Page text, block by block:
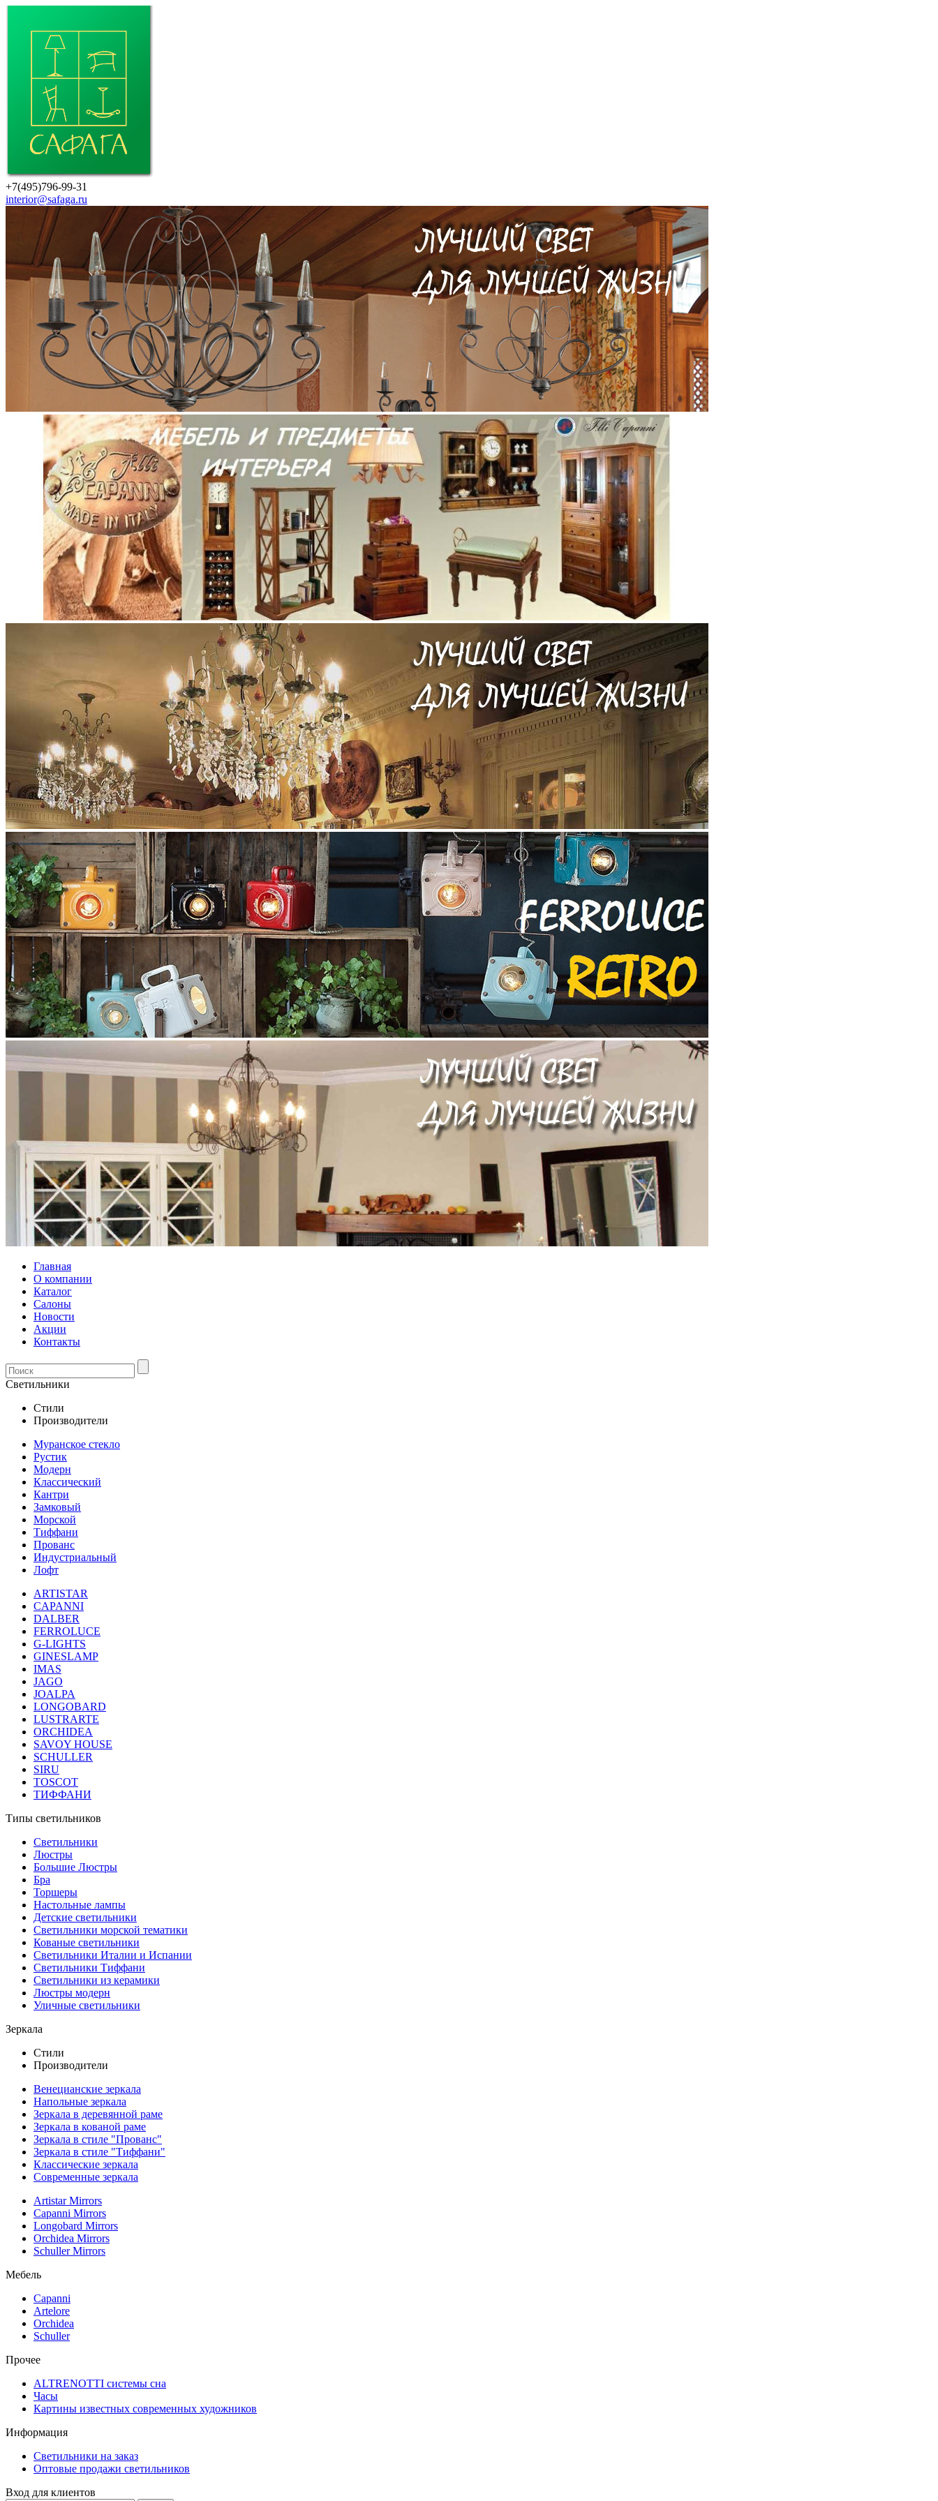
+7(495)796-99-31
interior@safaga.ru
Главная
О компании
Каталог
Салоны
Новости
Акции
Контакты
Светильники
Стили
Производители
Муранское стекло
Рустик
Модерн
Классический
Кантри
Замковый
Морской
Тиффани
Прованс
Индустриальный
Лофт
ARTISTAR
CAPANNI
DALBER
FERROLUCE
G-LIGHTS
GINESLAMP
IMAS
JAGO
JOALPA
LONGOBARD
LUSTRARTE
ORCHIDEA
SAVOY HOUSE
SCHULLER
SIRU
TOSCOT
ТИФФАНИ
Типы светильников
Светильники
Люстры
Большие Люстры
Бра
Торшеры
Настольные лампы
Детские светильники
Светильники морской тематики
Кованые светильники
Светильники Италии и Испании
Светильники Тиффани
Светильники из керамики
Люстры модерн
Уличные светильники
Зеркала
Стили
Производители
Венецианские зеркала
Напольные зеркала
Зеркала в деревянной раме
Зеркала в кованой раме
Зеркала в стиле "Прованс"
Зеркала в стиле "Тиффани"
Классические зеркала
Современные зеркала
Artistar Mirrors
Capanni Mirrors
Longobard Mirrors
Orchidea Mirrors
Schuller Mirrors
Мебель
Capanni
Artelore
Orchidea
Schuller
Прочее
ALTRENOTTI системы сна
Часы
Картины известных современных художников
Информация
Светильники на заказ
Оптовые продажи светильников
Вход для клиентов